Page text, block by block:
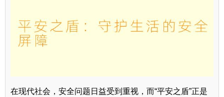
在现代社会，安全问题日益受到重视，而“平安之盾”正是